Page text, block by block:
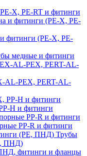
X, PE-RT и фитинги
фитинги (PE-X, PE-
медные и фитинги
AL-PEX, PERT-AL-
H и фитинги
PP-R и фитинги
Трубы
ПНД)